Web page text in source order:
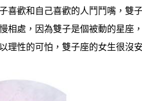
喜歡和自己喜歡的人鬥鬥嘴，雙
相處，因為雙子是個被動的星座
理性的可怕，雙子座的女生很沒